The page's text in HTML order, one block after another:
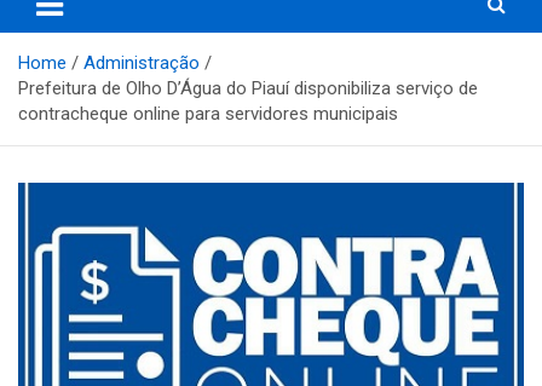
Home
Administração
Prefeitura de Olho D’Água do Piauí disponibiliza serviço de
contracheque online para servidores municipais